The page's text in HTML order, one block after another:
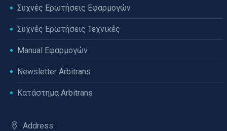
Συχνές Ερωτήσεις Εφαρμογών
Συχνές Ερωτήσεις Τεχνικές
Manual Εφαρμογών
Newsletter Arbitrans
Κατάστημα Arbitrans
Address: